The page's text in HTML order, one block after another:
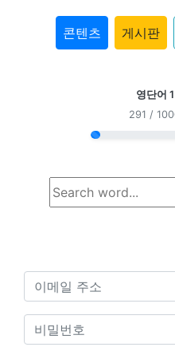
콘텐츠 게시판
영단어
291 /